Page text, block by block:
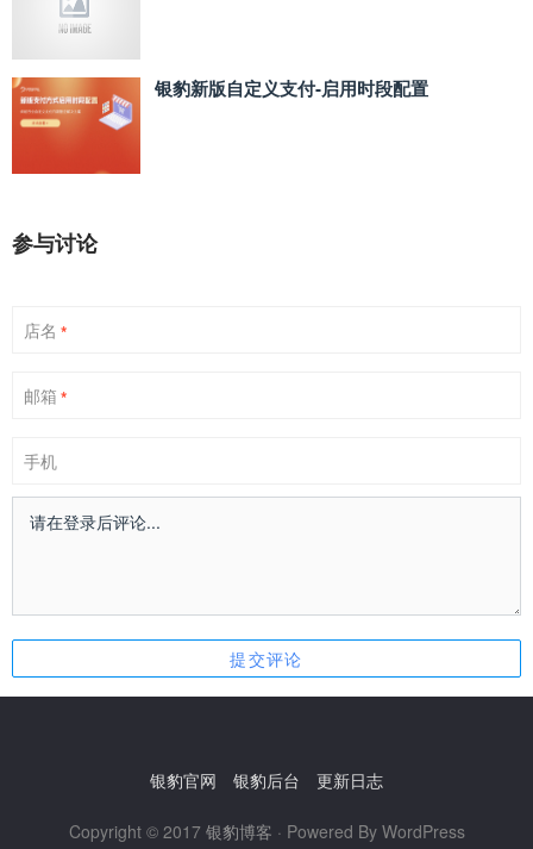
银豹新版自定义支付‑启用时段配置
参与讨论
店名 *
邮箱 *
手机
银豹官网 银豹后台 更新日志
Copyright © 2017 银豹博客 · Powered By WordPress